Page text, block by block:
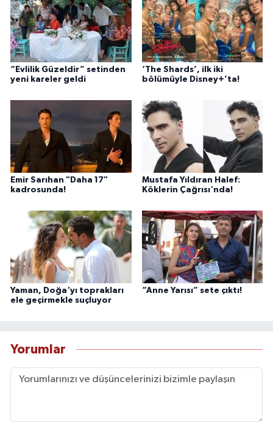
“Evlilik Güzeldir” setinden
yeni kareler geldi
‘The Shards’, ilk iki
bölümüyle Disney+’ta!
Emir Sarıhan "Daha 17"
kadrosunda!
Mustafa Yıldıran Halef:
Köklerin Çağrısı'nda!
Yaman, Doğa'yı toprakları
ele geçirmekle suçluyor
“Anne Yarısı” sete çıktı!
Yorumlar